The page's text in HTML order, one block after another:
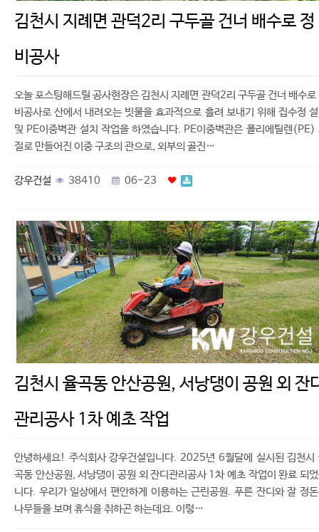
김천시 지례면 관덕2리 구두골 건너 배수로 정
비공사
오늘 포스팅해드릴 공사현장은 김천시 지례면 관덕2리 구두골 건너 배수로
비공사로 산에서 내려오는 빗물을 효과적으로 흘려 보내기 위해 집수정
및 PE이중벽관 설치 작업을 하였습니다. PE이중벽관은 폴리에틸렌(PE)
질로 만들어진 이중 구조의 관으로, 외부의 골진…
강우건설 38410 06-23
김천시 율곡동 안산공원, 서낭댕이 공원 외 잔
관리공사 1차 예초 작업
안녕하세요! 주식회사 강우건설입니다. 2025년 6월달에 실시된 김천시
곡동 안산공원, 서낭댕이 공원 외 잔디관리공사 1차 예초 작업이 완료 되
니다. 우리가 일상에서 편안하게 이용하는 근린공원. 푸른 잔디와 잘 정
나무들을 보며 휴식을 취하곤 하는데요. 이렇…